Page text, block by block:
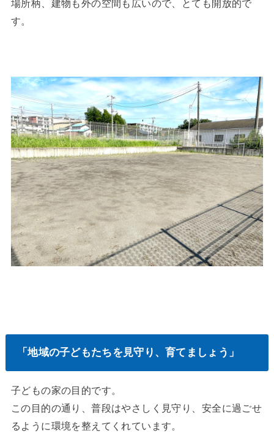
場所柄、建物も外の空間も広いので、とても開放的で
す。
「地域の子どもたちを見守り、育てましょう」
子どもの家の目的です。
この目的の通り、普段はやさしく見守り、安全に過ごせ
るように環境を整えてくれています。